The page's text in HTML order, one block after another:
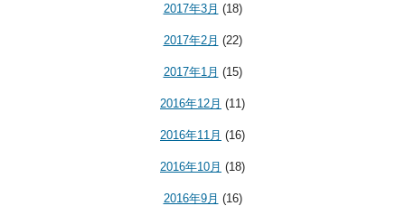
2017年3月 (18)
2017年2月 (22)
2017年1月 (15)
2016年12月 (11)
2016年11月 (16)
2016年10月 (18)
2016年9月 (16)